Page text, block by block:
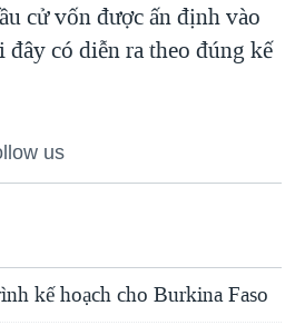
cử vốn được ấn định vào
có diễn ra theo đúng kế
us
kế hoạch cho Burkina Faso